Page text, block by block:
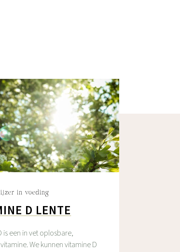
in voeding
D LENTE
is een in vet oplosbare,
We kunnen vitamine D